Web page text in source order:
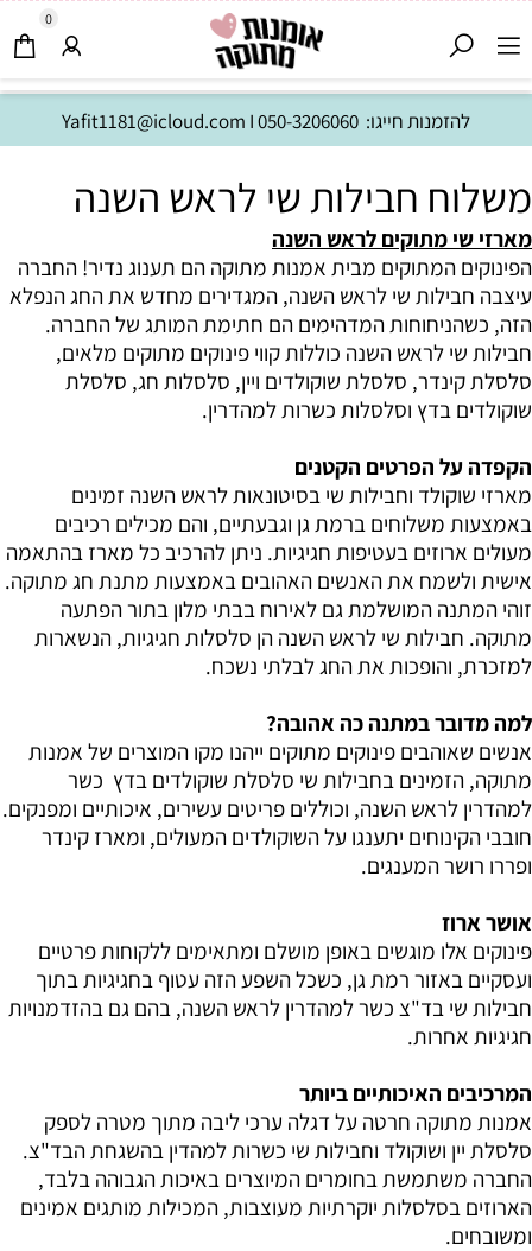
להזמנות חייגו: Yafit1181@icloud.com I050-3206060
0
משלוח חבילות שי לראש השנה
מארזי שי מתוקים לראש השנה
הפינוקים המתוקים מבית אמנות מתוקה הם תענוג נדיר! החברה
עיצבה חבילות שי לראש השנה, המגדירים מחדש את החג הנפלא
הזה, כשהניחוחות המדהימים הם חתימת המותג של החברה.
חבילות שי לראש השנה כוללות קווי פינוקים מתוקים מלאים,
סלסלת קינדר, סלסלת שוקולדים ויין, סלסלות חג, סלסלת
שוקולדים בדץ וסלסלות כשרות למהדרין.
הקפדה על הפרטים הקטנים
מארזי שוקולד וחבילות שי בסיטונאות לראש השנה זמינים
באמצעות משלוחים ברמת גן וגבעתיים, והם מכילים רכיבים
מעולים ארוזים בעטיפות חגיגיות. ניתן להרכיב כל מארז בהתאמה
אישית ולשמח את האנשים האהובים באמצעות מתנת חג מתוקה.
זוהי המתנה המושלמת גם לאירוח בבתי מלון בתור הפתעה
מתוקה. חבילות שי לראש השנה הן סלסלות חגיגיות, הנשארות
למזכרת, והופכות את החג לבלתי נשכח.
למה מדובר במתנה כה אהובה?
אנשים שאוהבים פינוקים מתוקים ייהנו מקו המוצרים של אמנות
מתוקה, הזמינים בחבילות שי סלסלת שוקולדים בדץ כשר
למהדרין לראש השנה, וכוללים פריטים עשירים, איכותיים ומפנקים.
חובבי הקינוחים יתענגו על השוקולדים המעולים, ומארז קינדר
ופררו רושר המענגים.
אושר ארוז
פינוקים אלו מוגשים באופן מושלם ומתאימים ללקוחות פרטיים
ועסקיים באזור רמת גן, כשכל השפע הזה עטוף בחגיגיות בתוך
חבילות שי בד"צ כשר למהדרין לראש השנה, בהם גם בהזדמנויות
חגיגיות אחרות.
המרכיבים האיכותיים ביותר
אמנות מתוקה חרטה על דגלה ערכי ליבה מתוך מטרה לספק
סלסלת יין ושוקולד וחבילות שי כשרות למהדין בהשגחת הבד"צ.
החברה משתמשת בחומרים המיוצרים באיכות הגבוהה בלבד,
הארוזים בסלסלות יוקרתיות מעוצבות, המכילות מותגים אמינים
ומשובחים.